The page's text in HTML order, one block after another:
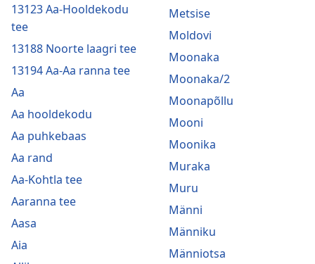
13123 Aa-Hooldekodu
tee
13188 Noorte laagri tee
13194 Aa-Aa ranna tee
Aa
Aa hooldekodu
Aa puhkebaas
Aa rand
Aa-Kohtla tee
Aaranna tee
Aasa
Aia
Metsise
Moldovi
Moonaka
Moonaka/2
Moonapõllu
Mooni
Moonika
Muraka
Muru
Männi
Männiku
Männiotsa